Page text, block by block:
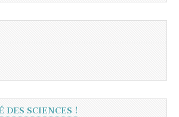
DES SCIENCES !